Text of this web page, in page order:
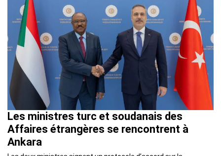
Les ministres turc et soudanais des
Affaires étrangères se rencontrent à
Ankara